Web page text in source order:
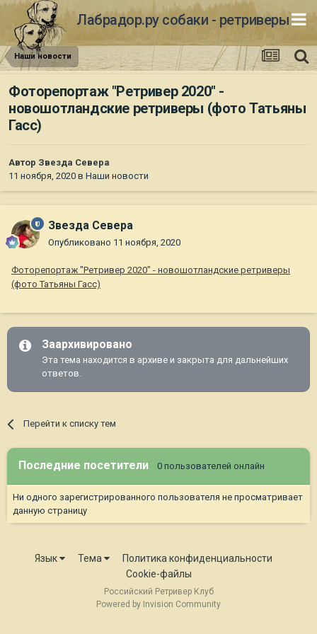
Лабрадор.ру собаки - ретриверы
Наши новости
Фоторепортаж "Ретривер 2020" -
новошотландские ретриверы (фото Татьяны
Гасс)
Автор Звезда Севера
11 ноября, 2020 в Наши новости
Звезда Севера
Опубликовано 11 ноября, 2020
Фоторепортаж "Ретривер 2020" - новошотландские ретриверы
(фото Татьяны Гасс)
Заархивировано
Эта тема находится в архиве и закрыта для дальнейших
ответов.
Перейти к списку тем
Последние посетители 0 пользователей онлайн
Ни одного зарегистрированного пользователя не просматривает
данную страницу
Язык Тема
Политика конфиденциальности
Cookie-файлы
Российский Ретривер Клуб
Powered by Invision Community